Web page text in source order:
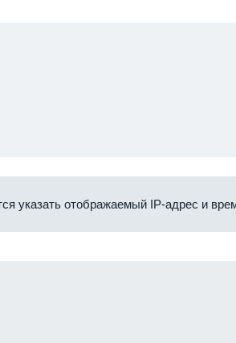
указать отображаемый IP-адрес и